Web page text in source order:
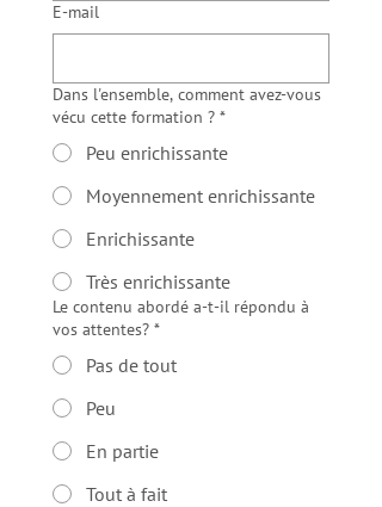
E‑mail
Dans l'ensemble, comment avez-vous
vécu cette formation ? *
Peu enrichissante
Moyennement enrichissante
Enrichissante
Très enrichissante
Le contenu abordé a-t-il répondu à
vos attentes? *
Pas de tout
Peu
En partie
Tout à fait